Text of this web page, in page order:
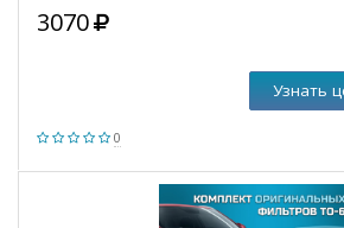
0
3070
Узнать